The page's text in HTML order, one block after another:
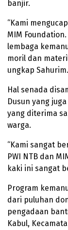
banjir.
“Kami
MIM
lembaga
moril dan
ungkap Sahurim.
Hal senada
Dusun yang
yang diterima
warga.
“Kami sangat
PWI NTB dan
kaki ini sangat
Program
dari puluhan
pengadaan
Kabul,